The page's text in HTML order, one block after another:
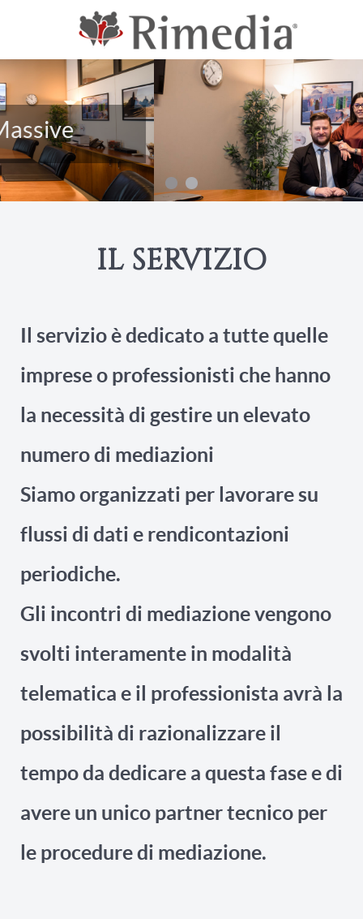
IL SERVIZIO
Il servizio è dedicato a tutte quelle
imprese o professionisti che hanno
la necessità di gestire un elevato
numero di mediazioni
Siamo organizzati per lavorare su
flussi di dati e rendicontazioni
periodiche.
Gli incontri di mediazione vengono
svolti interamente in modalità
telematica e il professionista avrà la
possibilità di razionalizzare il
tempo da dedicare a questa fase e di
avere un unico partner tecnico per
le procedure di mediazione.